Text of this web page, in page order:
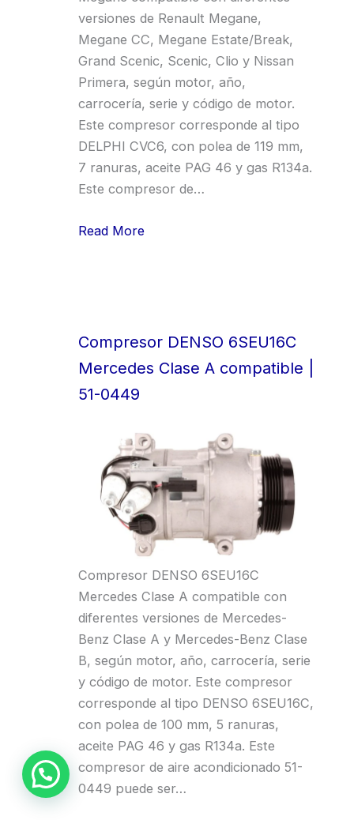
versiones de Renault Megane,
Megane CC, Megane Estate/Break,
Grand Scenic, Scenic, Clio y Nissan
Primera, según motor, año,
carrocería, serie y código de motor.
Este compresor corresponde al tipo
DELPHI CVC6, con polea de 119 mm,
7 ranuras, aceite PAG 46 y gas R134a.
Este compresor de…
Read More
Compresor DENSO 6SEU16C
Mercedes Clase A compatible |
51-0449
Compresor DENSO 6SEU16C
Mercedes Clase A compatible con
diferentes versiones de Mercedes-
Benz Clase A y Mercedes-Benz Clase
B, según motor, año, carrocería, serie
y código de motor. Este compresor
corresponde al tipo DENSO 6SEU16C,
con polea de 100 mm, 5 ranuras,
aceite PAG 46 y gas R134a. Este
compresor de aire acondicionado 51-
0449 puede ser…